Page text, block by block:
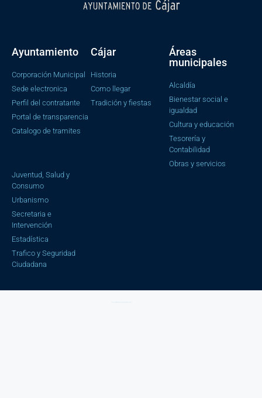
Ayuntamiento
Corporación Municipal
Sede electronica
Perfil del contratante
Portal de transparencia
Catalogo de tramites
Cájar
Historia
Como llegar
Tradición y fiestas
Áreas
municipales
Alcaldía
Bienestar social e
igualdad
Cultura y educación
Tesorería y
Contabilidad
Obras y servicios
Juventud, Salud y
Consumo
Urbanismo
Secretaria e
Intervención
Estadística
Trafico y Seguridad
Ciudadana